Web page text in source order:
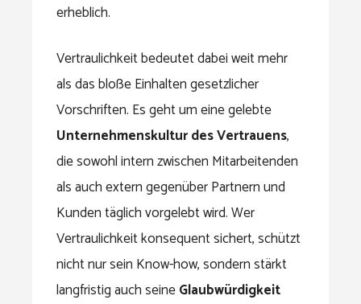
erheblich.
Vertraulichkeit bedeutet dabei weit mehr
als das bloße Einhalten gesetzlicher
Vorschriften. Es geht um eine gelebte
Unternehmenskultur des Vertrauens,
die sowohl intern zwischen Mitarbeitenden
als auch extern gegenüber Partnern und
Kunden täglich vorgelebt wird. Wer
Vertraulichkeit konsequent sichert, schützt
nicht nur sein Know-how, sondern stärkt
langfristig auch seineGlaubwürdigkeit